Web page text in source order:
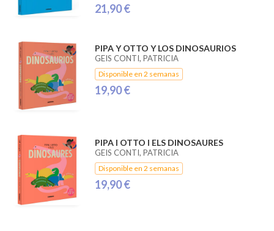
21,90 €
PIPA Y OTTO Y LOS DINOSAURIOS
GEIS CONTI, PATRICIA
Disponible en 2 semanas
19,90 €
PIPA I OTTO I ELS DINOSAURES
GEIS CONTI, PATRICIA
Disponible en 2 semanas
19,90 €